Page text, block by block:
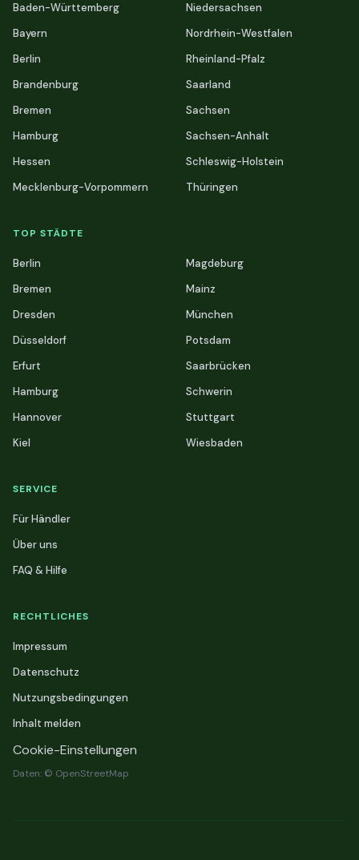
Baden-Württemberg
Bayern
Berlin
Brandenburg
Bremen
Hamburg
Hessen
Mecklenburg-Vorpommern
Niedersachsen
Nordrhein-Westfalen
Rheinland-Pfalz
Saarland
Sachsen
Sachsen-Anhalt
Schleswig-Holstein
Thüringen
TOP STÄDTE
Berlin
Bremen
Dresden
Düsseldorf
Erfurt
Hamburg
Hannover
Kiel
Magdeburg
Mainz
München
Potsdam
Saarbrücken
Schwerin
Stuttgart
Wiesbaden
SERVICE
Für Händler
Über uns
FAQ & Hilfe
RECHTLICHES
Impressum
Datenschutz
Nutzungsbedingungen
Inhalt melden
Cookie-Einstellungen
Daten: © OpenStreetMap